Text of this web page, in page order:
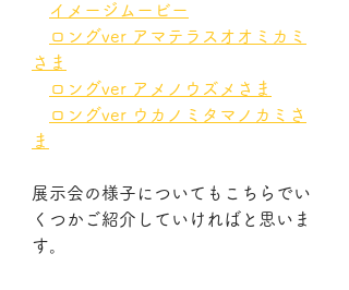
イメージムービー
ロングver アマテラスオオミカミ
さま
ロングver アメノウズメさま
ロングver ウカノミタマノカミさ
ま
展示会の様子についてもこちらでい
くつかご紹介していければと思いま
す。